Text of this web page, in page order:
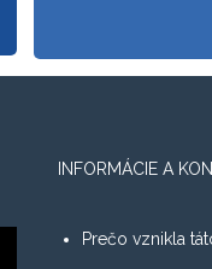
INFORMÁCIE A
Prečo vznikla